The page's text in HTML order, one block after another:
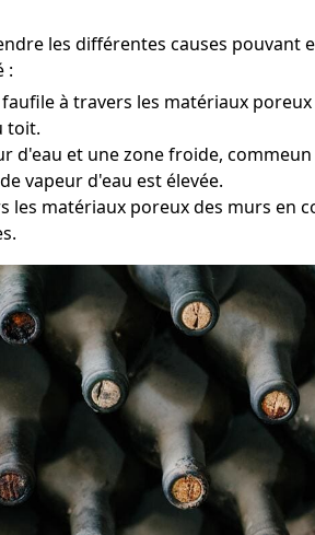
les différentes causes pouvant
:
à travers les matériaux
toit.
et une zone froide,
vapeur d'eau est élevée.
matériaux poreux des murs en